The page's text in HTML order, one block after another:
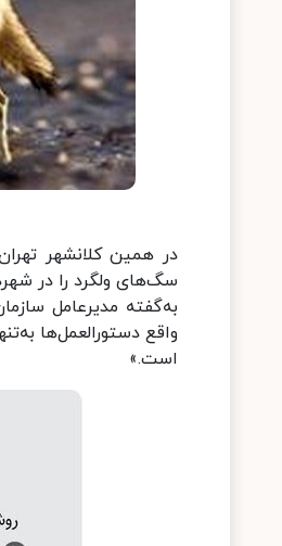
در همین کلانشهر
سگ‌های ولگرد را در
به‌گفته مدیرعامل
واقع دستورالعمل‌ها
است.»